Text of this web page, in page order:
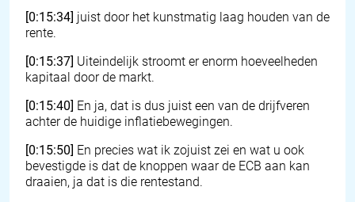
[0:15:34] juist door het kunstmatig laag houden van de
rente.
[0:15:37] Uiteindelijk stroomt er enorm hoeveelheden
kapitaal door de markt.
[0:15:40] En ja, dat is dus juist een van de drijfveren
achter de huidige inflatiebewegingen.
[0:15:50] En precies wat ik zojuist zei en wat u ook
bevestigde is dat de knoppen waar de ECB aan kan
draaien, ja dat is die rentestand.